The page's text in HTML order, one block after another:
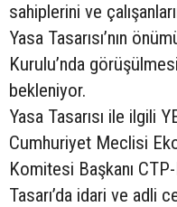
sahiplerini ve
Yasa Tasarısı’nın
Kurulu’nda
bekleniyor.
Yasa Tasarısı ile ilgili
Cumhuriyet Meclisi
Komitesi Başkanı
Tasarı’da idari ve adli